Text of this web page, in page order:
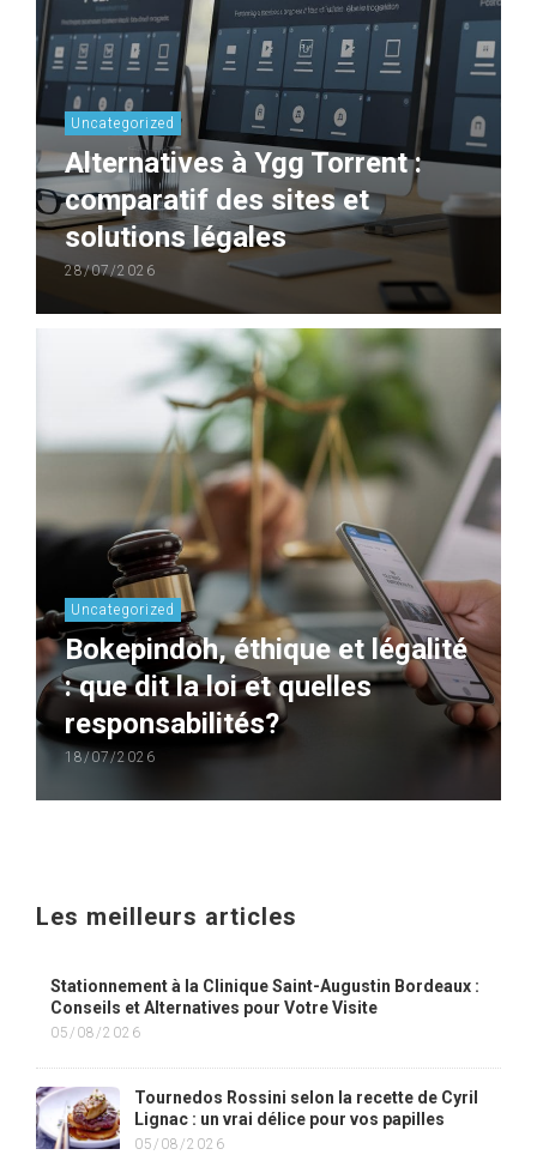
Uncategorized
Alternatives à Ygg Torrent :
comparatif des sites et
solutions légales
28/07/2026
Uncategorized
Bokepindoh, éthique et légalité
: que dit la loi et quelles
responsabilités?
18/07/2026
Les meilleurs articles
Stationnement à la Clinique Saint-Augustin Bordeaux :
Conseils et Alternatives pour Votre Visite
05/08/2026
Tournedos Rossini selon la recette de Cyril
Lignac : un vrai délice pour vos papilles
05/08/2026